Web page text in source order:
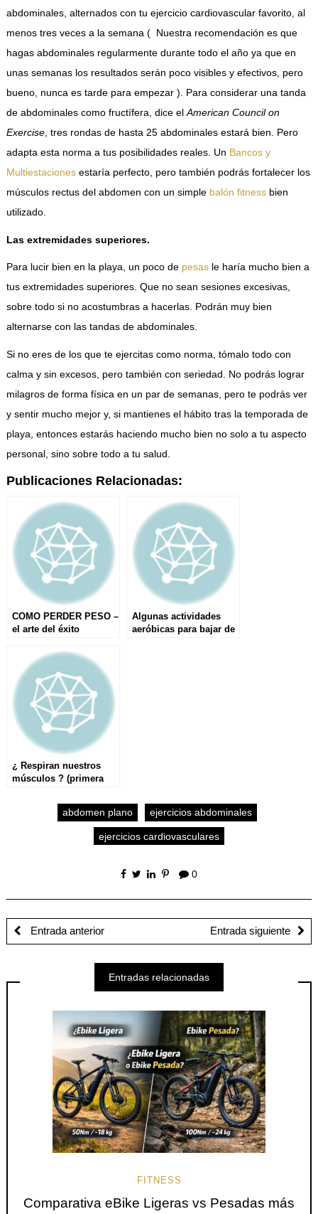
abdominales, alternados con tu ejercicio cardiovascular favorito, al
menos tres veces a la semana ( Nuestra recomendación es que
hagas abdominales regularmente durante todo el año ya que en
unas semanas los resultados serán poco visibles y efectivos, pero
bueno, nunca es tarde para empezar ). Para considerar una tanda
de abdominales como fructífera, dice el American Council on
Exercise, tres rondas de hasta 25 abdominales estará bien. Pero
adapta esta norma a tus posibilidades reales. Un Bancos y
Multiestacionesestaría perfecto, pero también podrás fortalecer los
músculos rectus del abdomen con un simple balón fitnessbien
utilizado.
Las extremidades superiores.
Para lucir bien en la playa, un poco de pesasle haría mucho bien a
tus extremidades superiores. Que no sean sesiones excesivas,
sobre todo si no acostumbras a hacerlas. Podrán muy bien
alternarse con las tandas de abdominales.
Si no eres de los que te ejercitas como norma, tómalo todo con
calma y sin excesos, pero también con seriedad. No podrás lograr
milagros de forma física en un par de semanas, pero te podrás ver
y sentir mucho mejor y, si mantienes el hábito tras la temporada de
playa, entonces estarás haciendo mucho bien no solo a tu aspecto
personal, sino sobre todo a tu salud.
Publicaciones Relacionadas:
COMO PERDER PESO –
el arte del éxito
Algunas actividades
aeróbicas para bajar de
¿ Respiran nuestros
músculos ? (primera
abdomen plano ejercicios abdominales
ejercicios cardiovasculares
0
Entrada anterior Entrada siguiente
Entradas relacionadas
FITNESS
Comparativa eBike Ligeras vs Pesadas más